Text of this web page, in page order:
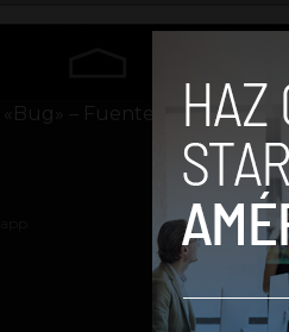
– Fuente: http://